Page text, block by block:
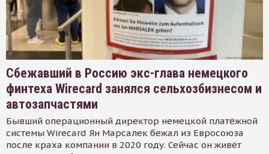
Сбежавший в Россию экс-глава немецкого
финтеха Wirecard занялся сельхозбизнесом и
автозапчастями
Бывший операционный директор немецкой платёжной
системы Wirecard Ян Марсалек бежал из Евросоюза
после краха компании в 2020 году. Сейчас он живёт